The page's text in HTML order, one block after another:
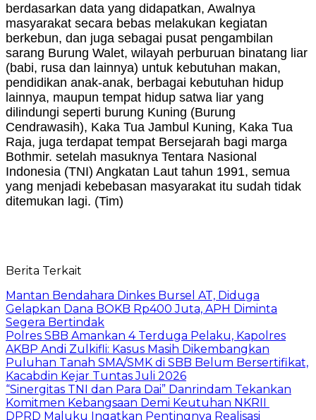
berdasarkan data yang didapatkan, Awalnya
masyarakat secara bebas melakukan kegiatan
berkebun, dan juga sebagai pusat pengambilan
sarang Burung Walet, wilayah perburuan binatang liar
(babi, rusa dan lainnya) untuk kebutuhan makan,
pendidikan anak-anak, berbagai kebutuhan hidup
lainnya, maupun tempat hidup satwa liar yang
dilindungi seperti burung Kuning (Burung
Cendrawasih), Kaka Tua Jambul Kuning, Kaka Tua
Raja, juga terdapat tempat Bersejarah bagi marga
Bothmir. setelah masuknya Tentara Nasional
Indonesia (TNI) Angkatan Laut tahun 1991, semua
yang menjadi kebebasan masyarakat itu sudah tidak
ditemukan lagi. (Tim)
Berita Terkait
Mantan Bendahara Dinkes Bursel AT, Diduga
Gelapkan Dana BOKB Rp400 Juta, APH Diminta
Segera Bertindak
Polres SBB Amankan 4 Terduga Pelaku, Kapolres
AKBP Andi Zulkifli: Kasus Masih Dikembangkan
Puluhan Tanah SMA/SMK di SBB Belum Bersertifikat,
Kacabdin Kejar Tuntas Juli 2026
“Sinergitas TNI dan Para Dai” Danrindam Tekankan
Komitmen Kebangsaan Demi Keutuhan NKRII ‎
DPRD Maluku Ingatkan Pentingnya Realisasi